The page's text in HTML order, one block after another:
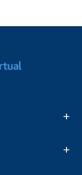
+
+